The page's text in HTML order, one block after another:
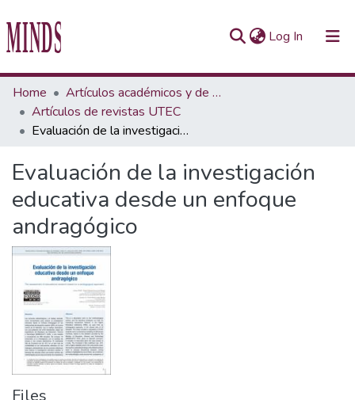
Log In (current)
Communities & Collections
All of Repository UTEC
Home
Artículos académicos y de opinión
Artículos de revistas UTEC
Evaluación de la investigación educativa desde un enfoque andragógico
Evaluación de la investigación
educativa desde un enfoque
andragógico
Files